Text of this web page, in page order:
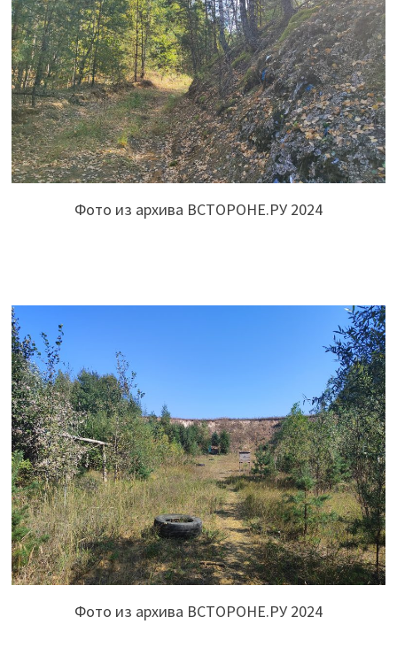
Фото из архива ВСТОРОНЕ.РУ 2024
Фото из архива ВСТОРОНЕ.РУ 2024